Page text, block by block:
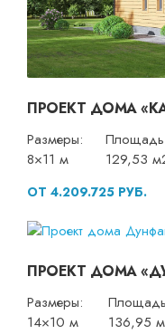
ПРОЕКТ ДОМА
Размеры:
8×11 м
129,53
ОТ 4.209.725 РУБ.
ПРОЕКТ ДОМА
Размеры:
14×10 м
136,95